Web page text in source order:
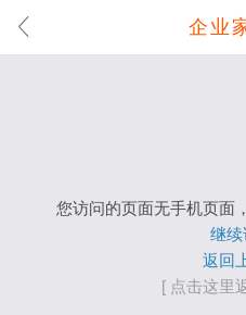
企业
您访问的页面无手机页面
继续
返回
[ 点击这里